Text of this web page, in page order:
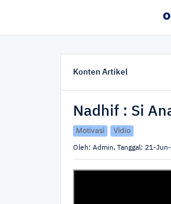
Konten Artikel
Nadhif : Si
Motivasi Vidio
Oleh: Admin, Tanggal: 21-